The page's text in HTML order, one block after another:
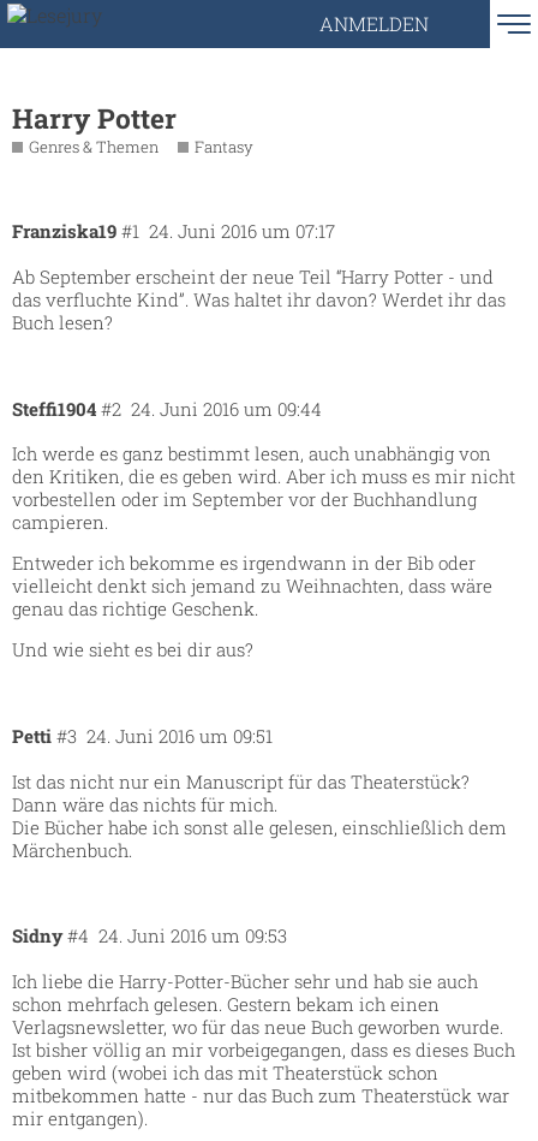
ANMELDEN
Harry Potter
Genres & Themen Fantasy
Franziska19 24. Juni 2016 um 07:17
#1
Ab September erscheint der neue Teil “Harry Potter - und
das verfluchte Kind”. Was haltet ihr davon? Werdet ihr das
Buch lesen?
Steffi1904 24. Juni 2016 um 09:44
#2
Ich werde es ganz bestimmt lesen, auch unabhängig von
den Kritiken, die es geben wird. Aber ich muss es mir nicht
vorbestellen oder im September vor der Buchhandlung
campieren.
Entweder ich bekomme es irgendwann in der Bib oder
vielleicht denkt sich jemand zu Weihnachten, dass wäre
genau das richtige Geschenk.
Und wie sieht es bei dir aus?
Petti 24. Juni 2016 um 09:51
#3
Ist das nicht nur ein Manuscript für das Theaterstück?
Dann wäre das nichts für mich.
Die Bücher habe ich sonst alle gelesen, einschließlich dem
Märchenbuch.
Sidny 24. Juni 2016 um 09:53
#4
Ich liebe die Harry-Potter-Bücher sehr und hab sie auch
schon mehrfach gelesen. Gestern bekam ich einen
Verlagsnewsletter, wo für das neue Buch geworben wurde.
Ist bisher völlig an mir vorbeigegangen, dass es dieses Buch
geben wird (wobei ich das mit Theaterstück schon
mitbekommen hatte - nur das Buch zum Theaterstück war
mir entgangen).